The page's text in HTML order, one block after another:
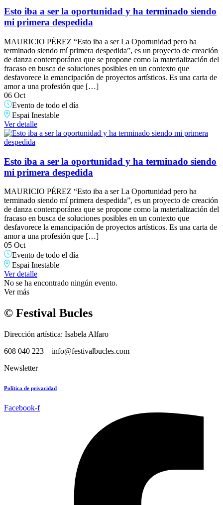
Esto iba a ser la oportunidad y ha terminado siendo
mi primera despedida
MAURICIO PÉREZ “Esto iba a ser La Oportunidad pero ha
terminado siendo mí primera despedida”, es un proyecto de creación
de danza contemporánea que se propone como la materialización del
fracaso en busca de soluciones posibles en un contexto que
desfavorece la emancipación de proyectos artísticos. Es una carta de
amor a una profesión que […]
06 Oct
Evento de todo el día
Espai Inestable
Ver detalle
Esto iba a ser la oportunidad y ha terminado siendo
mi primera despedida
MAURICIO PÉREZ “Esto iba a ser La Oportunidad pero ha
terminado siendo mí primera despedida”, es un proyecto de creación
de danza contemporánea que se propone como la materialización del
fracaso en busca de soluciones posibles en un contexto que
desfavorece la emancipación de proyectos artísticos. Es una carta de
amor a una profesión que […]
05 Oct
Evento de todo el día
Espai Inestable
Ver detalle
No se ha encontrado ningún evento.
Ver más
© Festival Bucles
Dirección artística: Isabela Alfaro
608 040 223 – info@festivalbucles.com
Newsletter
Política de privacidad
Facebook-f